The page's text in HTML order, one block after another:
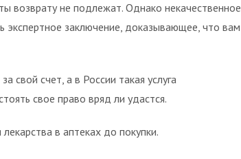
возврату не подлежат. Однако некачественное
экспертное заключение, доказывающее, что вам
свой счет, а в России такая услуга
свое право вряд ли удастся.
в аптеках до покупки.